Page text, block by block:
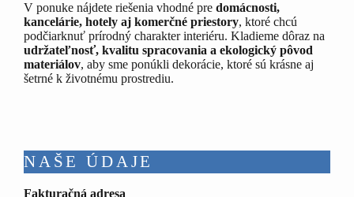
V ponuke nájdete riešenia vhodné pre domácnosti,
kancelárie, hotely aj komerčné priestory, ktoré chcú
podčiarknuť prírodný charakter interiéru. Kladieme dôraz na
udržateľnosť, kvalitu spracovania a ekologický pôvod
materiálov, aby sme ponúkli dekorácie, ktoré sú krásne aj
šetrné k životnému prostrediu.
NAŠE ÚDAJE
Fakturačná adresa